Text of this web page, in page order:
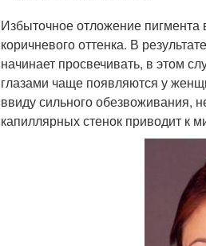
Избыточное отложение пигмента
коричневого оттенка. В
начинает просвечивать, в этом
глазами чаще появляются у
ввиду сильного обезвоживания,
капиллярных стенок приводит к